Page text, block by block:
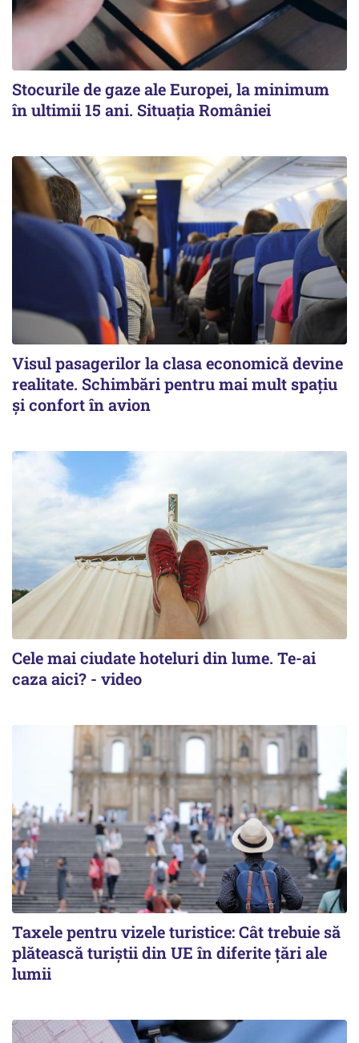
Stocurile de gaze ale Europei, la minimum
în ultimii 15 ani. Situația României
Visul pasagerilor la clasa economică devine
realitate. Schimbări pentru mai mult spațiu
și confort în avion
Cele mai ciudate hoteluri din lume. Te-ai
caza aici? - video
Taxele pentru vizele turistice: Cât trebuie să
plătească turiștii din UE în diferite țări ale
lumii